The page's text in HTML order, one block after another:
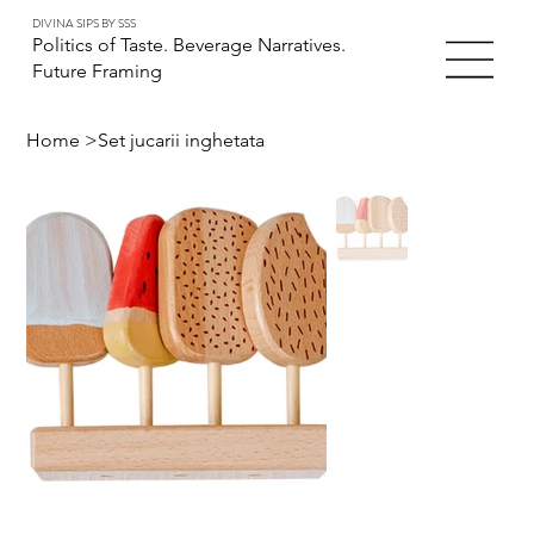
DIVINA SIPS BY SSS
Politics of Taste. Beverage Narratives.
Future Framing
Home >Set jucarii inghetata